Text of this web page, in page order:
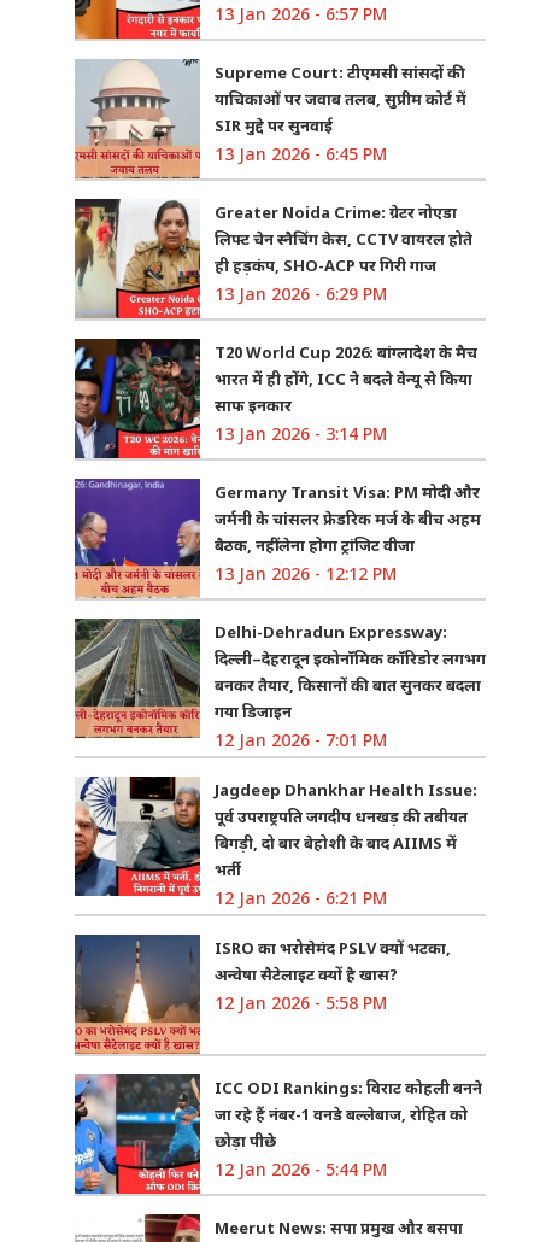
13 Jan 2026 - 6:57 PM
Supreme Court: टीएमसी सांसदों की
याचिकाओं पर जवाब तलब, सुप्रीम कोर्ट में
SIR मुद्दे पर सुनवाई
13 Jan 2026 - 6:45 PM
Greater Noida Crime: ग्रेटर नोएडा
लिफ्ट चेन स्नैचिंग केस, CCTV वायरल होते
ही हड़कंप, SHO-ACP पर गिरी गाज
13 Jan 2026 - 6:29 PM
T20 World Cup 2026: बांग्लादेश के मैच
भारत में ही होंगे, ICC ने बदले वेन्यू से किया
साफ इनकार
13 Jan 2026 - 3:14 PM
Germany Transit Visa: PM मोदी और
जर्मनी के चांसलर फ्रेडरिक मर्ज के बीच अहम
बैठक, नहीं लेना होगा ट्रांजिट वीजा
13 Jan 2026 - 12:12 PM
Delhi-Dehradun Expressway:
दिल्ली–देहरादून इकोनॉमिक कॉरिडोर लगभग
बनकर तैयार, किसानों की बात सुनकर बदला
गया डिजाइन
12 Jan 2026 - 7:01 PM
Jagdeep Dhankhar Health Issue:
पूर्व उपराष्ट्रपति जगदीप धनखड़ की तबीयत
बिगड़ी, दो बार बेहोशी के बाद AIIMS में
भर्ती
12 Jan 2026 - 6:21 PM
ISRO का भरोसेमंद PSLV क्यों भटका,
अन्वेषा सैटेलाइट क्यों है खास?
12 Jan 2026 - 5:58 PM
ICC ODI Rankings: विराट कोहली बनने
जा रहे हैं नंबर-1 वनडे बल्लेबाज, रोहित को
छोड़ा पीछे
12 Jan 2026 - 5:44 PM
Meerut News: सपा प्रमुख और बसपा